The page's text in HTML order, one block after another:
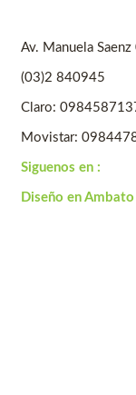
Av. Manuela
(03)2 840945
Claro:
Movistar:
Siguenos en :
Diseño en